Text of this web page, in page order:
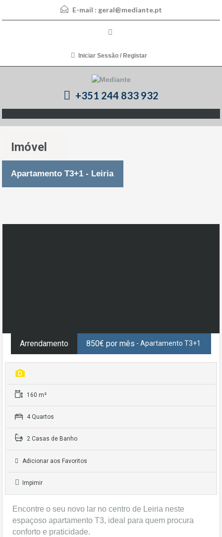
E-mail : geral@mediante.pt
Iniciar Sessão / Registar
+351 244 833 932
Imóvel
Apartamento T3+1 - Leiria
Arrendamento 850€ por mês - Apartamento T3+1
160 m²
4 Quartos
2 Casas de Banho
Adicionar aos Favoritos
Impimir
Encontre o seu novo lar no centro de Leiria neste
espaçoso apartamento T3, ideal para quem procura
conforto e praticidade.